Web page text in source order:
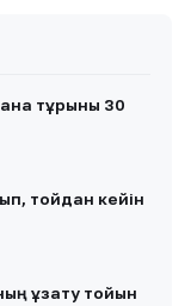
тұрғыны 30
тойдан кейін
ұзату тойын